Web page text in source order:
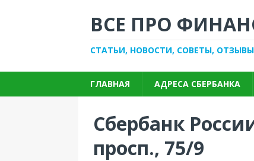
ВСЕ ПРО
СТАТЬИ, НОВОСТИ, СОВЕТЫ,
ГЛАВНАЯ АДРЕСА СБЕРБАНКА
Сбербанк
просп., 75/9